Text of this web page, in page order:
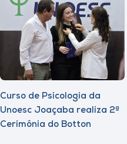
Curso de Psicologia da
Unoesc Joaçaba realiza 2ª
Cerimônia do Botton